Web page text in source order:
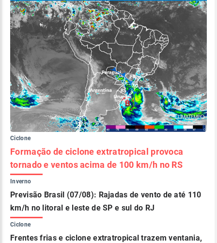
Ciclone
Formação de ciclone extratropical provoca
tornado e ventos acima de 100 km/h no RS
Inverno
Previsão Brasil (07/08): Rajadas de vento de até 110
km/h no litoral e leste de SP e sul do RJ
Ciclone
Frentes frias e ciclone extratropical trazem ventania,